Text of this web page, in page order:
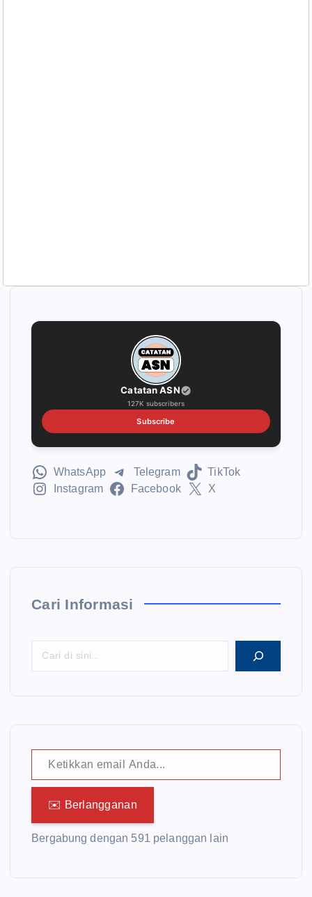
Catatan ASN
127K subscribers
Subscribe
WhatsApp Telegram
TikTok
Instagram
Facebook X
Cari Informasi
Ketikkan email Anda...
✉️ Berlangganan
Bergabung dengan 591 pelanggan lain